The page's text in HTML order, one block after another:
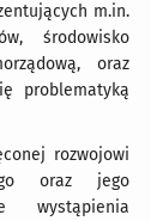
m.in.
środowisko
oraz
problematyką
rozwojowi
oraz jego
wystąpienia